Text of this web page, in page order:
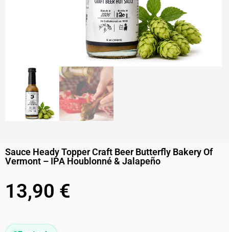
Sauce Heady Topper Craft Beer Butterfly Bakery Of
Vermont – IPA Houblonné & Jalapeño
13,90 €